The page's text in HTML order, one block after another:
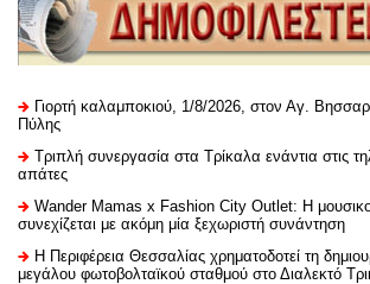
Γιορτή καλαμποκιού, 1/8/2026, στον Αγ.
Πύλης
Τριπλή συνεργασία στα Τρίκαλα ενάντια στις
απάτες
Wander Mamas x Fashion City Outlet: Η
συνεχίζεται με ακόμη μία ξεχωριστή συνάντηση
H Περιφέρεια Θεσσαλίας χρηματοδοτεί τη
μεγάλου φωτοβολταϊκού σταθμού στο Διαλεκτό